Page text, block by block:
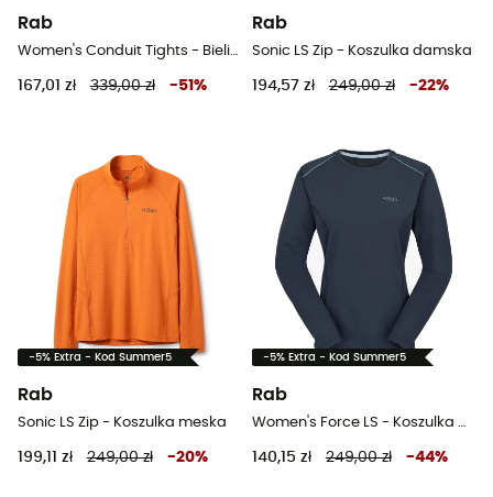
Rab
Women's Conduit Tights - Bielizna termiczna damska
167,01 zł 339,00 zł -51 %
Rab
Sonic LS Zip - Koszulka damska
194,57 zł 249,00 zł -22%
-5% Extra - Kod Summer5
Rab
Sonic LS Zip - Koszulka meska
199,11 zł 249,00 zł -20%
-5% Extra - Kod Summer5
Rab
Women's Force LS - Koszulka damska
140,15 zł 249,00 zł -44%